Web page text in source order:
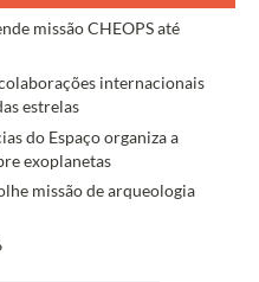
missão CHEOPS até
internacionais
estrelas
do Espaço organiza a
exoplanetas
missão de arqueologia